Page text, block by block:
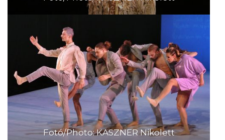
Fotó/Photo: KASZNER Nikolett